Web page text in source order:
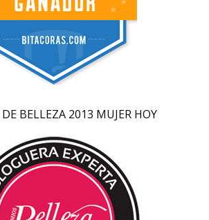
BELLEZA 2013 MUJER HOY